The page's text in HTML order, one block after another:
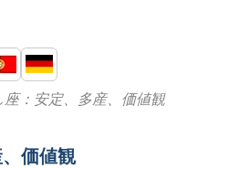
座：安定、多産、価値観
価値観